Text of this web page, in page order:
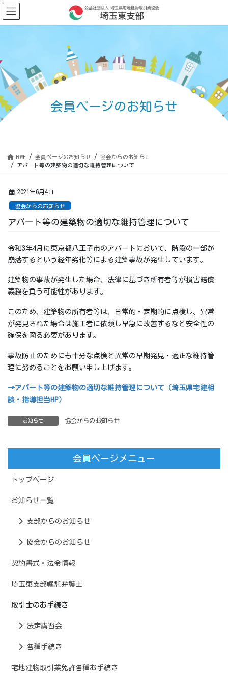
コ
ン
テ
に
移
動
ナ
ビ
ゲ
ョ
ン
に
移
動
会員ページのお知らせ
HOME 会員ページのお知らせ
協会からのお知らせ
アパート等の建築物の適切な維持管理について
2021年6月4日
協会からのお知らせ
アパート等の建築物の適切な維持管理について
令和3年4月に東京都八王子市のアパートにおいて、階段の一部が
崩落するという経年劣化等による建築事故が発生しています。
建築物の事故が発生した場合、法律に基づき所有者等が損害賠償
義務を負う可能性があります。
このため、建築物の所有者等は、日常的・定期的に点検し、異常
が発見された場合は施工者に依頼し早急に改善するなど安全性の
確保を図る必要があります。
事故防止のためにも十分な点検と異常の早期発見・適正な維持管
理に努めることをお願い申し上げます。
→アパート等の建築物の適切な維持管理について（埼玉県宅建相
談・指導担当HP）
お知らせ 協会からのお知らせ
会員ページメニュー
トップページ
お知らせ一覧
支部からのお知らせ
協会からのお知らせ
契約書式・法令情報
埼玉東支部嘱託弁護士
取引士のお手続き
法定講習会
各種手続き
宅地建物取引業免許各種お手続き